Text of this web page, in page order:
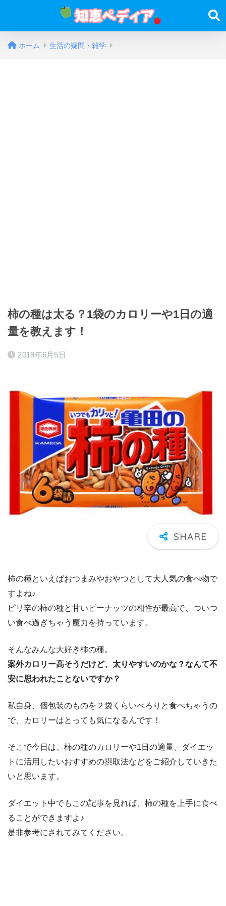
ホーム 生活の疑問・雑学
柿の種は太る？1袋のカロリーや1日の適
量を教えます！
2019年6月5日
柿の種といえばおつまみやおやつとして大人気の食べ物で
すよね♪
ピリ辛の柿の種と甘いピーナッツの相性が最高で、ついつ
い食べ過ぎちゃう魔力を持っています。
そんなみんな大好き柿の種。
案外カロリー高そうだけど、太りやすいのかな？なんて不
安に思われたことないですか？
私自身、個包装のものを２袋くらいぺろりと食べちゃうの
で、カロリーはとっても気になるんです！
そこで今日は、柿の種のカロリーや1日の適量、ダイエッ
トに活用したいおすすめの摂取法などをご紹介していきた
いと思います。
ダイエット中でもこの記事を見れば、柿の種を上手に食べ
ることができますよ♪
是非参考にされてみてください。